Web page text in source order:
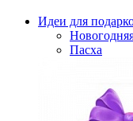
Идеи для
Пасха